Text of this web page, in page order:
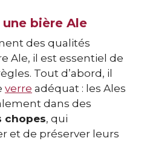
une bière Ale
des qualités
Ale, il est essentiel de
Tout d’abord, il
verre adéquat : les Ales
dans des
chopes, qui
et de préserver leurs